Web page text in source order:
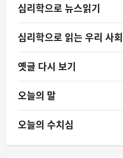
심리학으로 뉴스읽기
심리학으로 읽는 우리 사회
옛글 다시 보기
오늘의 말
오늘의 수치심